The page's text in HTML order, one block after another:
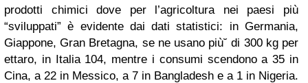
prodotti chimici dove per l’agricoltura nei paesi più
“sviluppati” è evidente dai dati statistici: in Germania,
Giappone, Gran Bretagna, se ne usano più˘ di 300 kg per
ettaro, in Italia 104, mentre i consumi scendono a 35 in
Cina, a 22 in Messico, a 7 in Bangladesh e a 1 in Nigeria.